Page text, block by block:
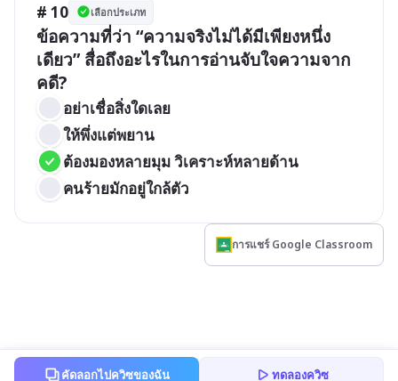
# 10 เลือกประเภท
ข้อความที่ว่า “ความจริงไม่ได้มีเพียงหนึ่ง
เดียว” สื่อถึงอะไรในการอ่านจับใจความจาก
คดี?
อย่าเชื่อสิ่งใดเลย
ให้พึ่งแต่พยาน
ต้องมองหลายมุม วิเคราะห์หลายด้าน
คนร้ายมักอยู่ใกล้ตัว
การแชร์ Google Classroom
คัดลอกไปควิซของฉัน ทดลองควิซ